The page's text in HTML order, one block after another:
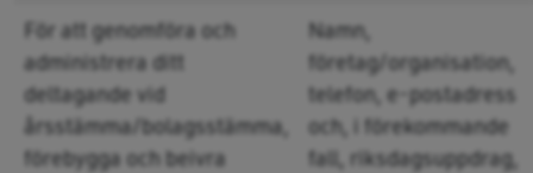
För att genomföra och
administrera ditt
deltagande vid
årsstämma/bolagsstämma,
förebygga och beivra
Namn,
företag/organisation,
telefon, e-postadress
och, i förekommande
fall, riksdagsuppdrag,